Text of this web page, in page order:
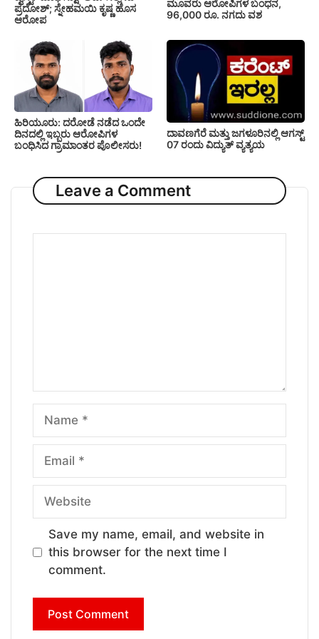
ಪ್ರದೋಶ್; ಸ್ನೇಹಮಯಿ ಕೃಷ್ಣ ಹೊಸ
ಆರೋಪ
ಮೂವರು ಆರೋಪಿಗಳ ಬಂಧನ,
96,000 ರೂ. ನಗದು ವಶ
ಹಿರಿಯೂರು: ದರೋಡೆ ನಡೆದ ಒಂದೇ
ದಿನದಲ್ಲಿ ಇಬ್ಬರು ಆರೋಪಿಗಳ
ಬಂಧಿಸಿದ ಗ್ರಾಮಾಂತರ ಪೊಲೀಸರು!
ದಾವಣಗೆರೆ ಮತ್ತು ಜಗಳೂರಿನಲ್ಲಿ ಆಗಸ್ಟ್
07 ರಂದು ವಿದ್ಯುತ್ ವ್ಯತ್ಯಯ
Leave a Comment
Name
Email
Website
Save my name, email, and website in
this browser for the next time I
comment.